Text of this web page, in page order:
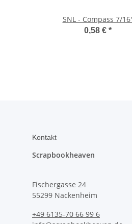
SNL - Compass 7/
0,58 € *
Kontakt
Scrapbookheaven
Fischergasse 24
55299 Nackenheim
+49 6135-70 66 99 6